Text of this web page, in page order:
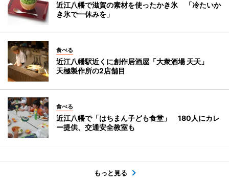
近江八幡で滋賀の素材を使ったかき氷 「冷たいか
き氷で一休みを」
食べる
近江八幡駅近くに創作居酒屋「大衆酒場 天天」
天極製作所の2店舗目
食べる
近江八幡で「はちまん子ども食堂」 180人にカレ
ー提供、交通安全教室も
もっと見る